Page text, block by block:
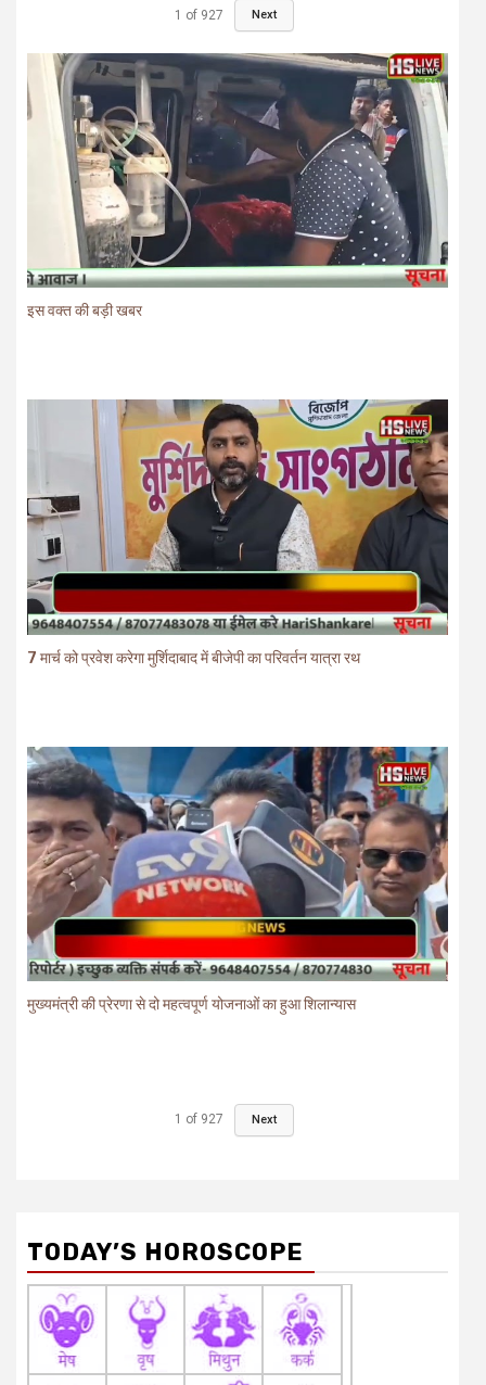
1 of 927 Next
इस वक्त की बड़ी खबर
7 मार्च को प्रवेश करेगा मुर्शिदाबाद में बीजेपी का परिवर्तन यात्रा रथ
मुख्यमंत्री की प्रेरणा से दो महत्वपूर्ण योजनाओं का हुआ शिलान्यास
1 of 927 Next
TODAY’S HOROSCOPE